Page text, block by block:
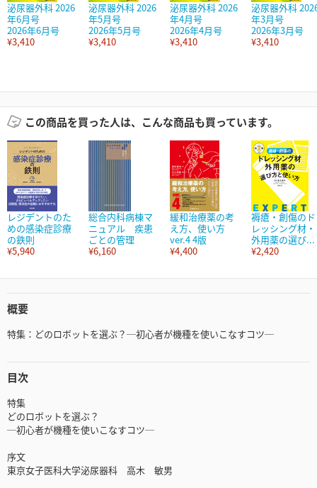
泌尿器外科 2026
年6月号
2026年6月号
¥3,410
泌尿器外科 2026
年5月号
2026年5月号
¥3,410
泌尿器外科 2026
年4月号
2026年4月号
¥3,410
泌尿器外科
年3月号
2026年3月号
¥3,410
この商品を買った人は、こんな商品も買っています。
レジデントのた
めの感染症診療
の鉄則
¥5,940
総合内科病棟マ
ニュアル 疾患
ごとの管理
¥6,160
緩和治療薬の考
え方、使い方
ver.4 4版
¥4,400
褥瘡・創傷のド
レッシング材・
外用薬の選び...
¥2,420
概要
特集：どのロボットを選ぶ？─初心者が機種を使いこなすコツ─
目次
特集
どのロボットを選ぶ？
─初心者が機種を使いこなすコツ─
序文
東京女子医科大学泌尿器科 高木 敏男